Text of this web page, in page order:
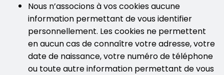
Nous n’associons à vos cookies aucune
information permettant de vous identifier
personnellement. Les cookies ne permettent
en aucun cas de connaître votre adresse, votre
date de naissance, votre numéro de téléphone
ou toute autre information permettant de vous